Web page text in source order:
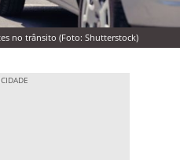
no trânsito (Foto: Shutterstock)